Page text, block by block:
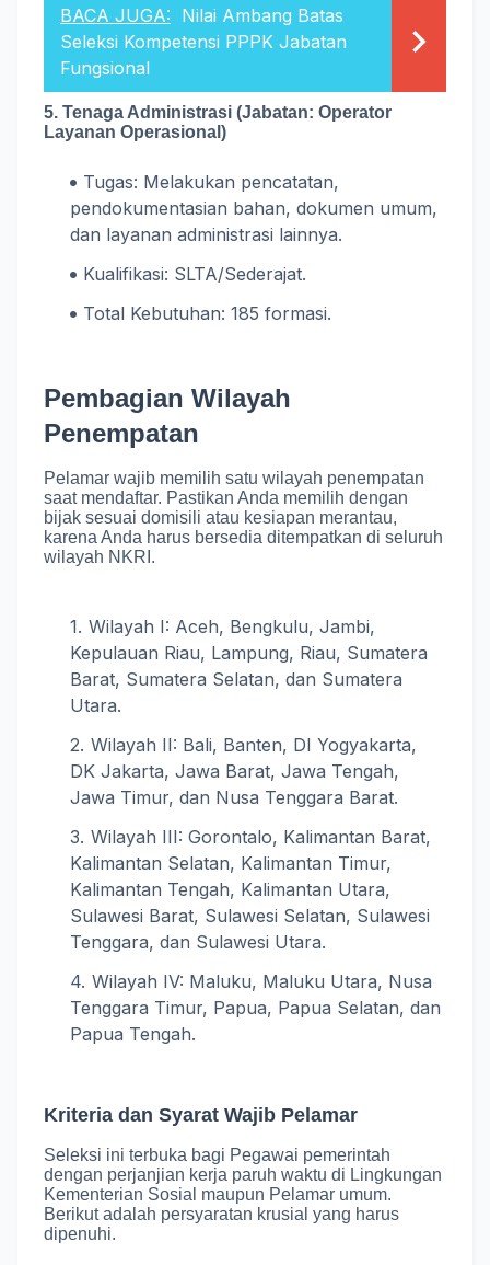
BACA JUGA: Nilai Ambang Batas
Seleksi Kompetensi PPPK Jabatan
Fungsional
5. Tenaga Administrasi (Jabatan: Operator
Layanan Operasional)
Tugas: Melakukan pencatatan,
pendokumentasian bahan, dokumen umum,
dan layanan administrasi lainnya.
Kualifikasi: SLTA/Sederajat.
Total Kebutuhan: 185 formasi.
Pembagian Wilayah
Penempatan
Pelamar wajib memilih satu wilayah penempatan
saat mendaftar. Pastikan Anda memilih dengan
bijak sesuai domisili atau kesiapan merantau,
karena Anda harus bersedia ditempatkan di seluruh
wilayah NKRI .
Wilayah I: Aceh, Bengkulu, Jambi,
Kepulauan Riau, Lampung, Riau, Sumatera
Barat, Sumatera Selatan, dan Sumatera
Utara.
Wilayah II: Bali, Banten, DI Yogyakarta,
DK Jakarta, Jawa Barat, Jawa Tengah,
Jawa Timur, dan Nusa Tenggara Barat.
Wilayah III: Gorontalo, Kalimantan Barat,
Kalimantan Selatan, Kalimantan Timur,
Kalimantan Tengah, Kalimantan Utara,
Sulawesi Barat, Sulawesi Selatan, Sulawesi
Tenggara, dan Sulawesi Utara.
Wilayah IV: Maluku, Maluku Utara, Nusa
Tenggara Timur, Papua, Papua Selatan, dan
Papua Tengah.
Kriteria dan Syarat Wajib Pelamar
Seleksi ini terbuka bagi Pegawai pemerintah
dengan perjanjian kerja paruh waktu di Lingkungan
Kementerian Sosial maupun Pelamar umum.
Berikut adalah persyaratan krusial yang harus
dipenuhi.